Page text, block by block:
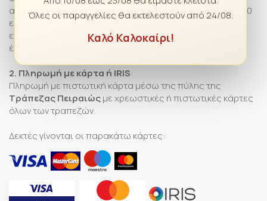
Όλες οι παραγγελίες θα εκτελεστούν από 24/08.
Καλό Καλοκαίρι!
αντικαταβολή είναι διαθέσιμη για παραγγελίες από 24,90
εώς 79,99 ευρώ και επιβαρύνει τα έξοδα αποστολής με
επιπλέον 2,00 ευρώ. Για αγορές άνω των 49,90 ευρώ τα
έξοδα της αντικαταβολής είναι ΔΩΡΕΑΝ.
2. Πληρωμή με κάρτα ή IRIS:
Πληρωμή με πιστωτική κάρτα μέσω της πύλης της
Τράπεζας Πειραιώςμε χρεωστικές ή πιστωτικές κάρτες
όλων των τραπεζών.
Δεκτές γίνονται οι παρακάτω κάρτες: